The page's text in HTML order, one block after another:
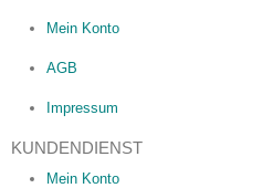
Mein Konto
AGB
Impressum
KUNDENDIENST
Mein Konto